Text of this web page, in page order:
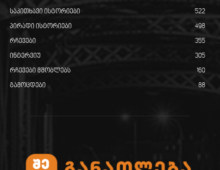
საკითხავი ისტორიები 522
პირადი ისტორიები 498
რჩევები 355
ინტერვიუ 305
რჩევები მშობლებს 160
გამოცდები 88